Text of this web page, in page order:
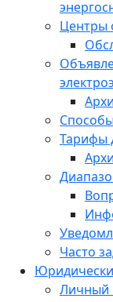
Центры
Тарифы
Часто
Личный